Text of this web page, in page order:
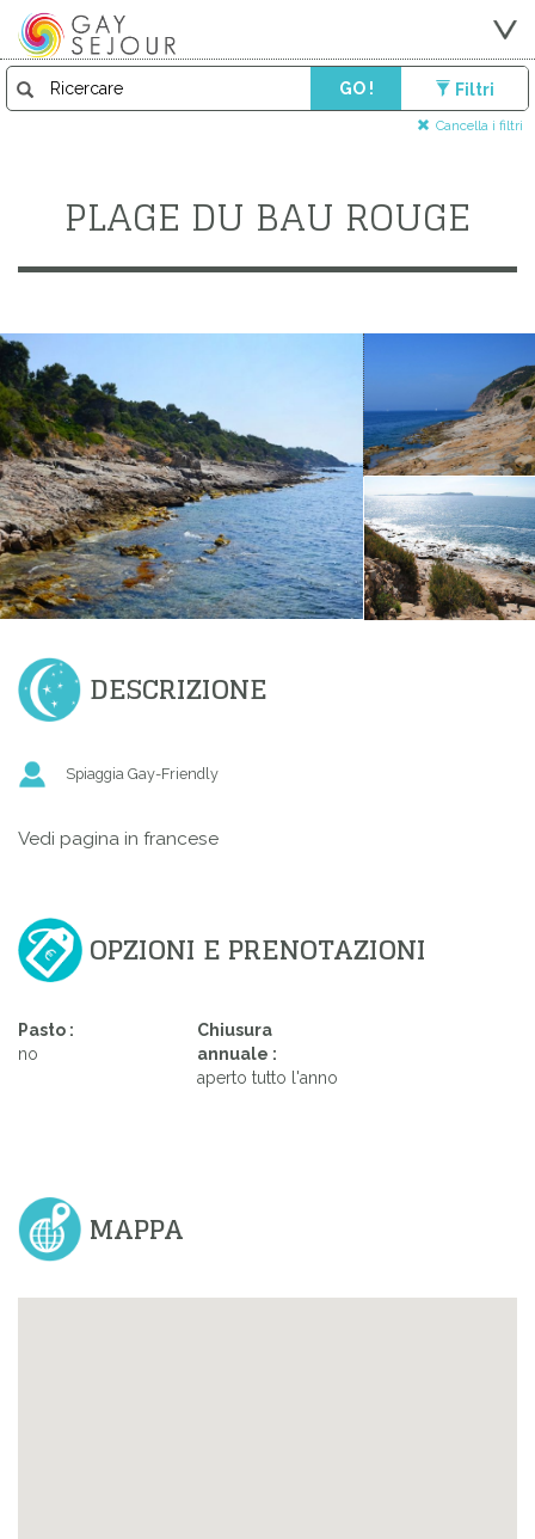
GO ! Filtri
Cancella i filtri
PLAGE DU BAU ROUGE
DESCRIZIONE
Spiaggia Gay-Friendly
Vedi pagina in francese
OPZIONI E PRENOTAZIONI
Pasto :
no
Chiusura
annuale :
aperto tutto l'anno
MAPPA